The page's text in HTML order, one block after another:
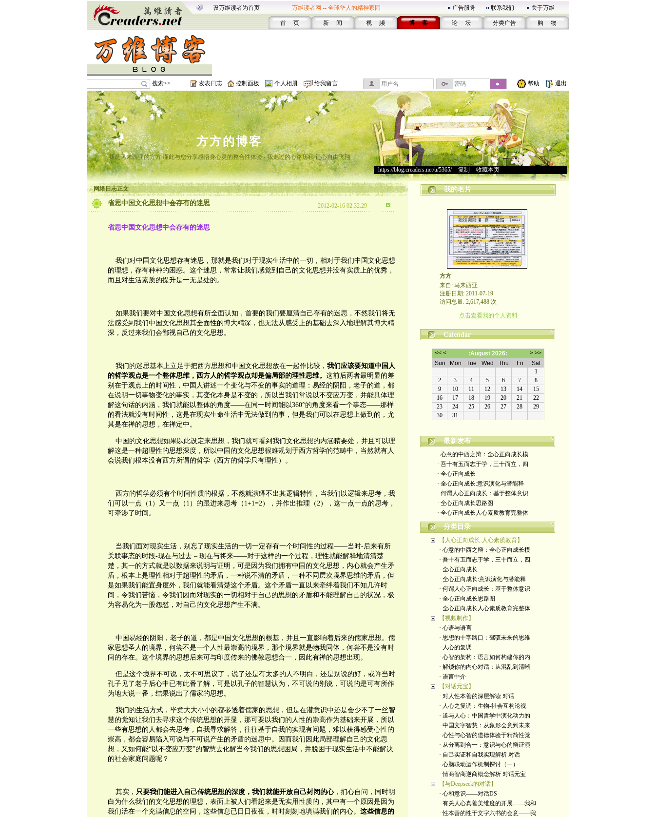
设万维读者为首页 万维读者网 -- 全球华人的精神家园 广告服务 联系我们 关于万维
首 页 新 闻 视 频 博 客 论 坛 分类广告 购 物
搜索>> 发表日志 控制面板 个人相册 给我留言 帮助 退出
方方的博客
我是马来西亚的方方 谨此与您分享感悟身心灵的整合性体验 - 我走过的心路历程 让心自由飞翔
https://blog.creaders.net/u/5365/> 复制 收藏本页
网络日志正文
省思中国文化思想中会存有的迷思 2012-02-16 02:32:29
省思中国文化思想中会存有的迷思
我们对中国文化思想存有迷思，那就是我们对于现实生活中的一切，相对于我们中国文化思想
的理想，存有种种的困惑。这个迷思，常常让我们感觉到自己的文化思想并没有实质上的优秀，
而且对生活素质的提升是一无是处的。
如果我们要对中国文化思想有所全面认知，首要的我们要厘清自己存有的迷思，不然我们将无
法感受到我们中国文化思想其全面性的博大精深，也无法从感受上的基础去深入地理解其博大精
深，反过来我们会鄙视自己的文化思想。
我们的迷思基本上立足于把西方思想和中国文化思想放在一起作比较， 我们应该要知道中国人
的哲学观点是一个整体思维，西方人的哲学观点却是偏局部的理性思维。 这前后两者最明显的差
别在于观点上的时间性，中国人讲述一个变化与不变的事实的道理：易经的阴阳，老子的道，都
在说明一切事物变化的事实，其变化本身是不变的，所以当我们常说以不变应万变，并能具体理
解这句话的内涵，我们就能以整体的角度——在同一时间能以360°的角度来看一个事态——那样
的看法就没有时间性，这是在现实生命生活中无法做到的事，但是我们可以在思想上做到的，尤
其是在禅的思想，在禅定中。
中国的文化思想如果以此设定来思想，我们就可看到我们文化思想的内涵精要处，并且可以理
解这是一种超理性的思想深度，所以中国的文化思想很难规划于西方哲学的范畴中，当然就有人
会说我们根本没有西方所谓的哲学（西方的哲学只有理性）。
西方的哲学必须有个时间性质的根据，不然就演绎不出其逻辑特性，当我们以逻辑来思考，我
们可以一点（ 1 ）又一点（ 1 ）的跟进来思考（ 1+1=2），并作出推理（2），这一点一点的思考，
可牵涉了时间。
当我们面对现实生活，别忘了现实生活的一切一定存有一个时间性的过程——当时-后来有所
关联事态的时段-现在与过去 – 现在与将来——对于这样的一个过程，理性就能解释地清清楚
楚，其一的方式就是以数据来说明与证明，可是因为我们拥有中国的文化思想，内心就会产生矛
盾，根本上是理性相对于超理性的矛盾，一种说不清的矛盾，一种不同层次境界思维的矛盾，但
是如果我们能置身度外，我们就能看清楚这个矛盾。这个矛盾一直以来牵绊着我们不知几许时
间，令我们苦恼，令我们因而对现实的一切相对于自己的思想的矛盾和不能理解自己的状况，极
为容易化为一股怨怼，对自己的文化思想产生不满。
中国易经的阴阳，老子的道，都是中国文化思想的根基，并且一直影响着后来的儒家思想。儒
家思想圣人的境界，何尝不是一个人性最崇高的境界，那个境界就是物我同体， 何尝不是没有时
间的存在。这个境界的思想后来可与印度传来的佛教思想合一，因此有禅的思想出现。
但是这个境界不可说，太不可思议了，说了还是有太多的人不明白，还是别说的好，或许当时
孔子见了老子后心中已有此番了解，可是以孔子的智慧认为，不可说的别说，可说的是可有所作
为地大说一番，结果说出了儒家的思想。
我们的生活方式，毕竟大大小小的都参透着儒家的思想，但是在潜意识中还是会少不了一丝智
慧的觉知让我们去寻求这个传统思想的开显，那可要以我们的人性的崇高作为基础来开展，所以
一些有思想的人都会去思考，自我寻求解答，往往基于自我的实现有问题，难以获得感受心性的
崇高，都会容易陷入可说与不可说产生的矛盾的迷思中。因而我们因此局部理解自己的文化思
想，又如何能“以不变应万变”的智慧去化解当今我们的思想困局，并脱困于现实生活中不能解决
的社会家庭问题呢？
其实， 只要我们能进入自己传统思想的深度，我们就能开放自己封闭的心，扪心自问，同时明
白为什么我们的文化思想的理想，表面上被人们看起来是无实用性质的，其中有一个原因是因为
我们活在一个充满信息的空间，这些信息已日日夜夜，时时刻刻地填满我们的内心。 这些信息的
我的名片
方方
来自: 马来西亚
注册日期: 2011-07-19
访问总量: 2,617,488 次
点击查看我的个人资料
Calendar
最新发布
· 心意的中西之辩：全心正向成长模
· 吾十有五而志于学，三十而立，四
· 全心正向成长
· 全心正向成长:意识演化与潜能释
· 何谓人心正向成长：基于整体意识
· 全心正向成长思路图
· 全心正向成长人心素质教育完整体
分类目录
【人心正向成长·人心素质教育】
· 心意的中西之辩：全心正向成长模
· 吾十有五而志于学，三十而立，四
· 全心正向成长
· 全心正向成长:意识演化与潜能释
· 何谓人心正向成长：基于整体意识
· 全心正向成长思路图
· 全心正向成长人心素质教育完整体
【视频制作】
· 心语与语言
· 思想的十字路口：驾驭未来的思维
· 人心的复调
· 心智的架构：语言如何构建你的内
· 解锁你的内心对话：从混乱到清晰
· 语言中介
【对话元宝】
· 对人性本善的深层解读 对话
· 人心之复调：生物-社会互构论视
· 道与人心：中国哲学中演化动力的
· 中国文字智慧：从象形会意到未来
· 心性与心智的道德体验于精简性觉
· 从分离到合一：意识与心的辩证演
· 自己实证和自我实现解析 对话
· 心脑联动运作机制探讨（一）
· 情商智商逆商概念解析 对话元宝
【与Deepseek的对话】
· 心和意识——对话DS
· 有关人心真善美维度的开展——我和
· 性本善的性于文字六书的会意——我